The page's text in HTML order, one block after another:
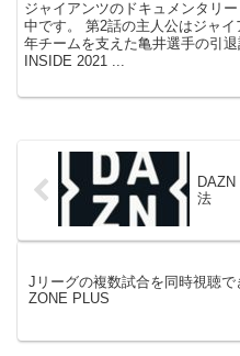
ジャイアンツのドキュメンタリ
中です。 第2話の主人公はジャ
年チームを支えた亀井選手の引
INSIDE 2021 ...
法
Jリーグの複数試合を同時視聴で
ZONE PLUS